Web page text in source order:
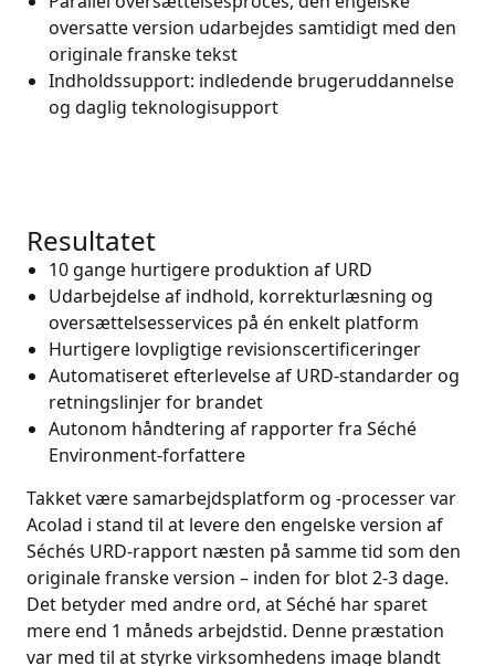
oversatte version udarbejdes samtidigt med den
originale franske tekst
Indholdssupport: indledende brugeruddannelse
og daglig teknologisupport
Resultatet
10 gange hurtigere produktion af URD
Udarbejdelse af indhold, korrekturlæsning og
oversættelsesservices på én enkelt platform
Hurtigere lovpligtige revisionscertificeringer
Automatiseret efterlevelse af URD-standarder og
retningslinjer for brandet
Autonom håndtering af rapporter fra Séché
Environment-forfattere
Takket være samarbejdsplatform og -processer var
Acolad i stand til at levere den engelske version af
Séchés URD-rapport næsten på samme tid som den
originale franske version – inden for blot 2-3 dage.
Det betyder med andre ord, at Séché har sparet
mere end 1 måneds arbejdstid. Denne præstation
var med til at styrke virksomhedens image blandt